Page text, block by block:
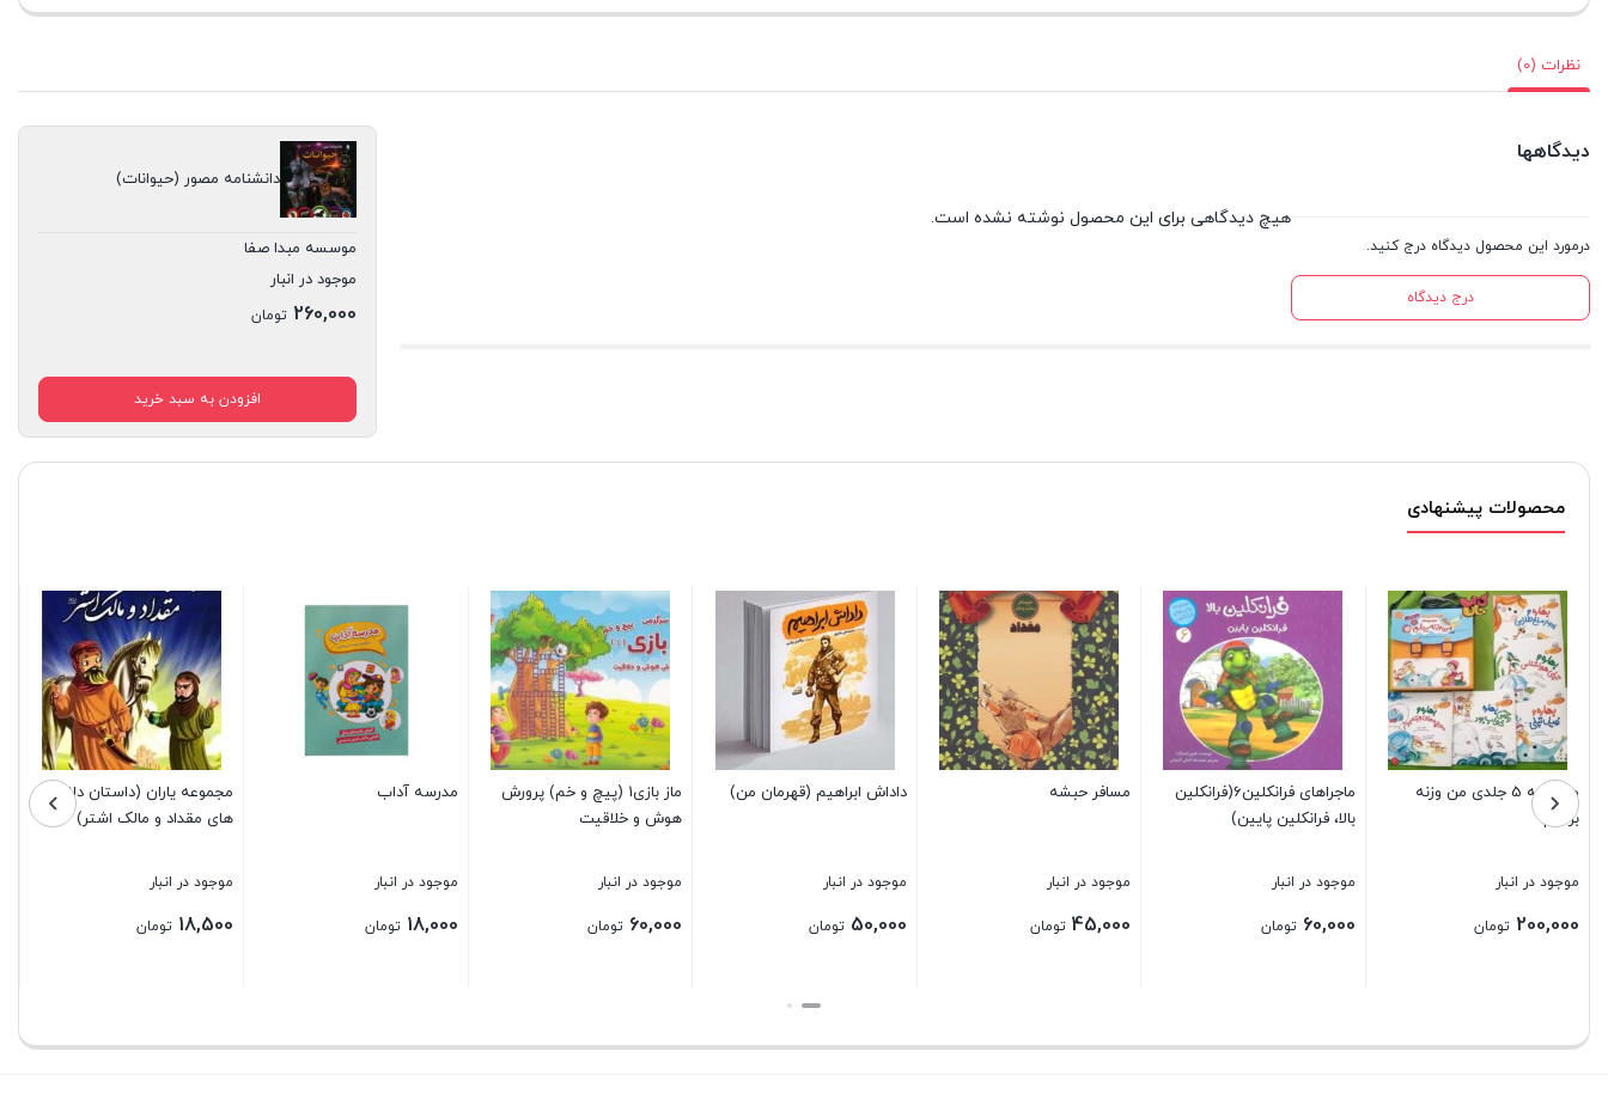
نظرات (0)
دیدگاهها
درمورد این محصول دیدگاه درج کنید.
درج دیدگاه
هیچ دیدگاهی برای این محصول نوشته نشده است.
دانشنامه مصور (حیوانات)
موسسه مبدا صفا
موجود در انبار
260,000 تومان
افزودن به سبد خرید
محصولات پیشنهادی
مجموعه 5 جلدی من وزنه
بردارم
موجود در انبار
200,000 تومان
ماجراهای فرانکلین6(فرانکلین
بالا، فرانکلین پایین)
موجود در انبار
60,000 تومان
مسافر حبشه
موجود در انبار
45,000 تومان
داداش ابراهیم (قهرمان من)
موجود در انبار
50,000 تومان
ماز بازی1 (پیچ و خم) پرورش
هوش و خلاقیت
موجود در انبار
60,000 تومان
مدرسه آداب
موجود در انبار
18,000 تومان
مجموعه یاران (داستان دلاوری
های مقداد و مالک اشتر)
موجود در انبار
18,500 تومان